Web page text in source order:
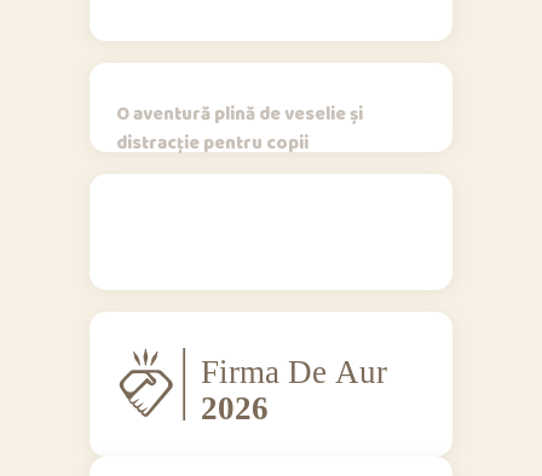
O aventură plină de veselie și
distracție pentru copii